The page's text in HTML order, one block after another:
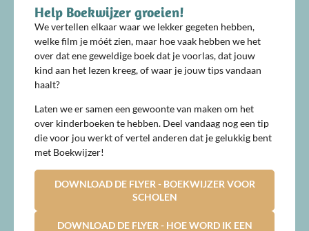
Help Boekwijzer groeien!
We vertellen elkaar waar we lekker gegeten hebben,
welke film je móét zien, maar hoe vaak hebben we het
over dat ene geweldige boek dat je voorlas, dat jouw
kind aan het lezen kreeg, of waar je jouw tips vandaan
haalt?
Laten we er samen een gewoonte van maken om het
over kinderboeken te hebben. Deel vandaag nog een tip
die voor jou werkt of vertel anderen dat je gelukkig bent
met Boekwijzer!
DOWNLOAD DE FLYER - BOEKWIJZER VOOR
SCHOLEN
DOWNLOAD DE FLYER - HOE WORD IK EEN